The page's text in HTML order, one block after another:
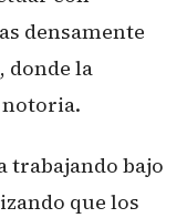
densamente
donde la
trabajando bajo
que los